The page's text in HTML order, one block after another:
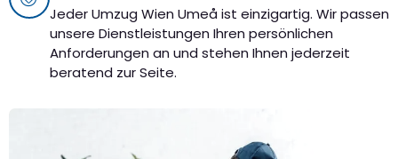
Jeder Umzug Wien Umeå ist einzigartig. Wir passen
unsere Dienstleistungen Ihren persönlichen
Anforderungen an und stehen Ihnen jederzeit
beratend zur Seite.